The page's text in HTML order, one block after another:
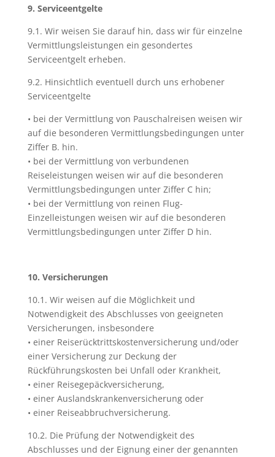
9. Serviceentgelte
9.1. Wir weisen Sie darauf hin, dass wir für einzelne
Vermittlungsleistungen ein gesondertes
Serviceentgelt erheben.
9.2. Hinsichtlich eventuell durch uns erhobener
Serviceentgelte
• bei der Vermittlung von Pauschalreisen weisen wir
auf die besonderen Vermittlungsbedingungen unter
Ziffer B. hin.
• bei der Vermittlung von verbundenen
Reiseleistungen weisen wir auf die besonderen
Vermittlungsbedingungen unter Ziffer C hin;
• bei der Vermittlung von reinen Flug-
Einzelleistungen weisen wir auf die besonderen
Vermittlungsbedingungen unter Ziffer D hin.
10. Versicherungen
10.1. Wir weisen auf die Möglichkeit und
Notwendigkeit des Abschlusses von geeigneten
Versicherungen, insbesondere
• einer Reiserücktrittskostenversicherung und/oder
einer Versicherung zur Deckung der
Rückführungskosten bei Unfall oder Krankheit,
• einer Reisegepäckversicherung,
• einer Auslandskrankenversicherung oder
• einer Reiseabbruchversicherung.
10.2. Die Prüfung der Notwendigkeit des
Abschlusses und der Eignung einer der genannten